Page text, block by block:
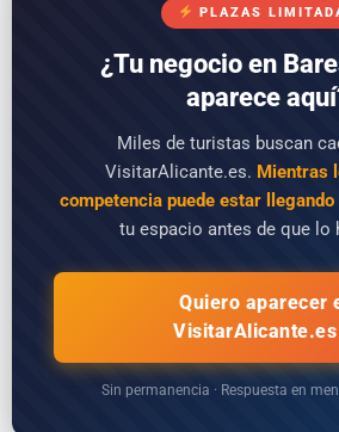
PLAZAS
¿Tu negocio en
aparece
Miles de turistas buscan
VisitarAlicante.es. Mientras
competencia puede estar llegando
tu espacio antes de que lo
Quiero aparecer
Sin permanencia · Respuesta en